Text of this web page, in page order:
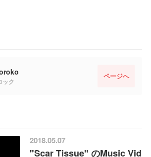
ック
ページへ
2018.05.07
"Scar Tissue" のMusic Vid